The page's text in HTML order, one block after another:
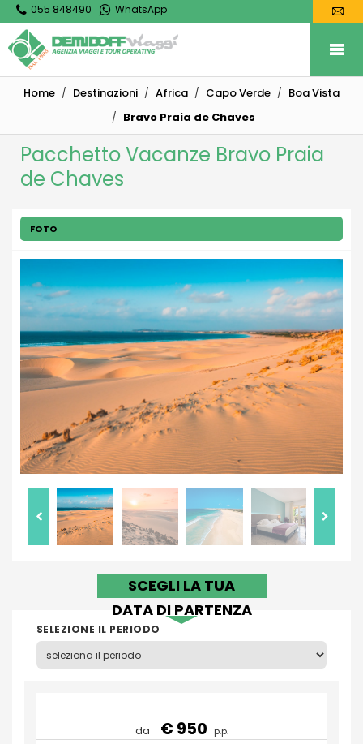
055 848490 WhatsApp
Home Destinazioni Africa Capo Verde
Boa Vista
Bravo Praia de Chaves
Pacchetto Vacanze Bravo Praia
de Chaves
FOTO
SCEGLI LA TUA
DATA DI PARTENZA
SELEZIONE IL PERIODO
da € 950 p.p.